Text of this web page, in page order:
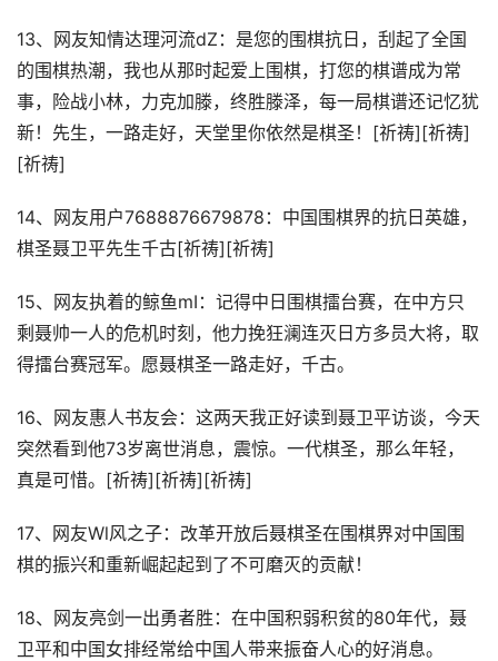
13、网友知情达理河流dZ：是您的围棋抗日，刮起了全国
的围棋热潮，我也从那时起爱上围棋，打您的棋谱成为常
事，险战小林，力克加滕，终胜滕泽，每一局棋谱还记忆犹
新！先生，一路走好，天堂里你依然是棋圣！[祈祷][祈祷]
[祈祷]
14、网友用户7688876679878：中国围棋界的抗日英雄，
棋圣聂卫平先生千古[祈祷][祈祷]
15、网友执着的鲸鱼mI：记得中日围棋擂台赛，在中方只
剩聂帅一人的危机时刻，他力挽狂澜连灭日方多员大将，取
得擂台赛冠军。愿聂棋圣一路走好，千古。
16、网友惠人书友会：这两天我正好读到聂卫平访谈，今天
突然看到他73岁离世消息，震惊。一代棋圣，那么年轻，
真是可惜。[祈祷][祈祷][祈祷]
17、网友Wl风之子：改革开放后聂棋圣在围棋界对中国围
棋的振兴和重新崛起起到了不可磨灭的贡献！
18、网友亮剑一出勇者胜：在中国积弱积贫的80年代，聂
卫平和中国女排经常给中国人带来振奋人心的好消息。